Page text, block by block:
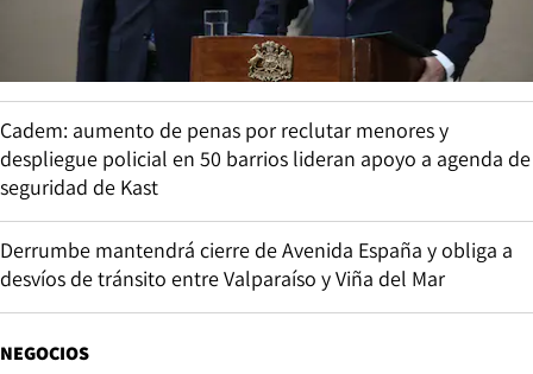
Cadem: aumento de penas por reclutar menores y
despliegue policial en 50 barrios lideran apoyo a agenda de
seguridad de Kast
Derrumbe mantendrá cierre de Avenida España y obliga a
desvíos de tránsito entre Valparaíso y Viña del Mar
NEGOCIOS